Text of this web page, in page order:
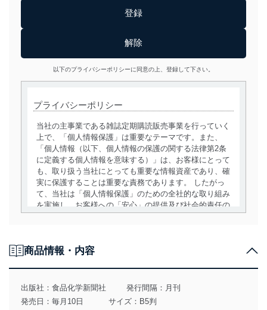
以下のプライバシーポリシーに同意の上、登録して下さい。
プライバシーポリシー
当社の主事業である雑誌定期購読販売事業を行っていく
上で、「個人情報保護」は重要なテーマです。また、
「個人情報（以下、個人情報の保護の関する法律第2条
に定義する個人情報を意味する）」は、お客様にとって
も、取り扱う当社にとっても重要な情報資産であり、確
実に保護することは重要な責務であります。 したがっ
て、当社は「個人情報保護」のための全社的な取り組み
を実施し、お客様への「安心」の提供及び社会的責任の
用目的を明確にし、本人の同意を得たうえで利用目的の
達成に必要な範囲内で適法かつ公正な手段によって取
得・利用・提供を行います。また、当社が保有している
個人情報は、同意を得ずに目的外利用、第三者への提
商品情報・内容
出版社： 食品化学新聞社
発行間隔：月刊
発売日：毎月10日
サイズ：B5判